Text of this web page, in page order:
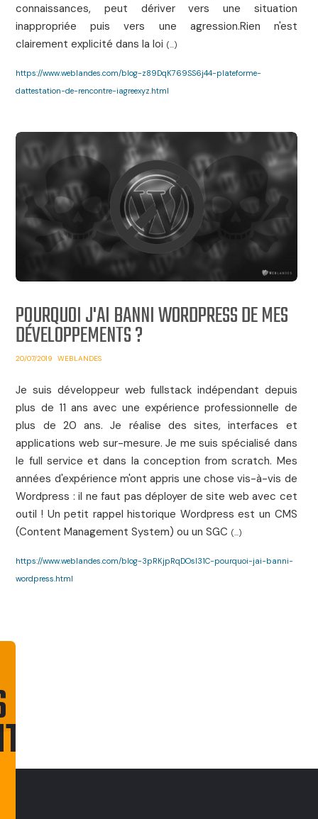
connaissances, peut dériver vers une situation
inappropriée puis vers une agression.Rien n'est
clairement explicité dans la loi (...)
https://www.weblandes.com/blog-z89DqK769SS6j44-plateforme-
dattestation-de-rencontre-iagreexyz.html
POURQUOI J'AI BANNI WORDPRESS DE MES
DÉVELOPPEMENTS ?
20/07/2019 WEBLANDES
Je suis développeur web fullstack indépendant depuis
plus de 11 ans avec une expérience professionnelle de
plus de 20 ans. Je réalise des sites, interfaces et
applications web sur-mesure. Je me suis spécialisé dans
le full service et dans la conception from scratch. Mes
années d'expérience m'ont appris une chose vis-à-vis de
Wordpress : il ne faut pas déployer de site web avec cet
outil ! Un petit rappel historique Wordpress est un CMS
(Content Management System) ou un SGC (...)
https://www.weblandes.com/blog-3pRKjpRqDOsl31C-pourquoi-jai-banni-
wordpress.html
NOUS